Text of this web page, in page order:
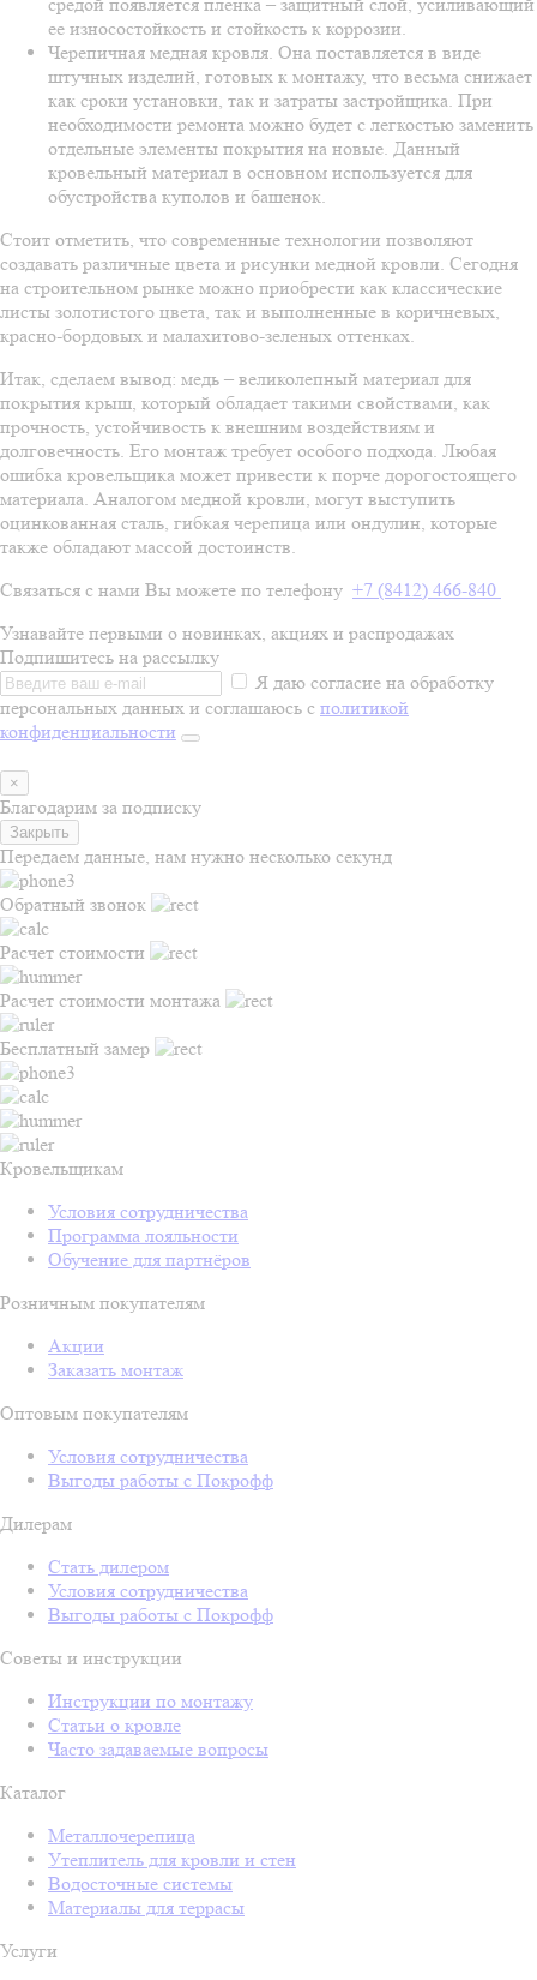
ее износостойкость и стойкость к коррозии.
Черепичная медная кровля. Она поставляется в виде
штучных изделий, готовых к монтажу, что весьма снижает
как сроки установки, так и затраты застройщика. При
необходимости ремонта можно будет с легкостью заменить
отдельные элементы покрытия на новые. Данный
кровельный материал в основном используется для
обустройства куполов и башенок.
Стоит отметить, что современные технологии позволяют
создавать различные цвета и рисунки медной кровли. Сегодня
на строительном рынке можно приобрести как классические
листы золотистого цвета, так и выполненные в коричневых,
красно-бордовых и малахитово-зеленых оттенках.
Итак, сделаем вывод: медь – великолепный материал для
покрытия крыш, который обладает такими свойствами, как
прочность, устойчивость к внешним воздействиям и
долговечность. Его монтаж требует особого подхода. Любая
ошибка кровельщика может привести к порче дорогостоящего
материала. Аналогом медной кровли, могут выступить
оцинкованная сталь, гибкая черепица или ондулин, которые
также обладают массой достоинств.
Связаться с нами Вы можете по телефону +7 (8412) 466-840
Узнавайте первыми о новинках, акциях и распродажах
Подпишитесь на рассылку
Я даю согласие на обработку
персональных данных и соглашаюсь с политикой
конфиденциальности
×
Благодарим за подписку
Закрыть
Передаем данные, нам нужно несколько секунд
Обратный звонок
Расчет стоимости
Расчет стоимости монтажа
Бесплатный замер
Кровельщикам
Условия сотрудничества
Программа лояльности
Обучение для партнёров
Розничным покупателям
Акции
Заказать монтаж
Оптовым покупателям
Условия сотрудничества
Выгоды работы с Покрофф
Дилерам
Стать дилером
Условия сотрудничества
Выгоды работы с Покрофф
Советы и инструкции
Инструкции по монтажу
Статьи о кровле
Часто задаваемые вопросы
Каталог
Металлочерепица
Утеплитель для кровли и стен
Водосточные системы
Материалы для террасы
Услуги